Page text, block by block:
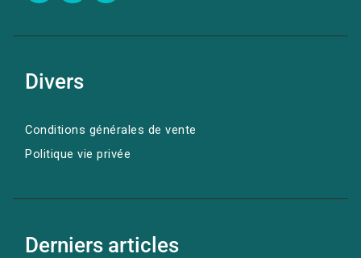
Divers
Conditions générales de vente
Politique vie privée
Derniers articles